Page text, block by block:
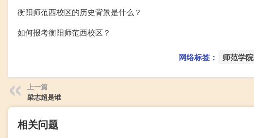
衡阳师范西校区的历史背景是什么？
如何报考衡阳师范西校区？
网络标签： 师范学院
上一篇
梁志超是谁
相关问题